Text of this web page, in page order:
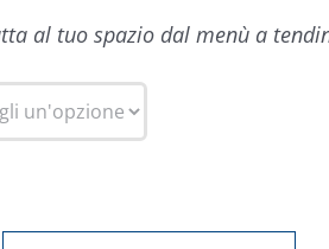
al tuo spazio dal menù a